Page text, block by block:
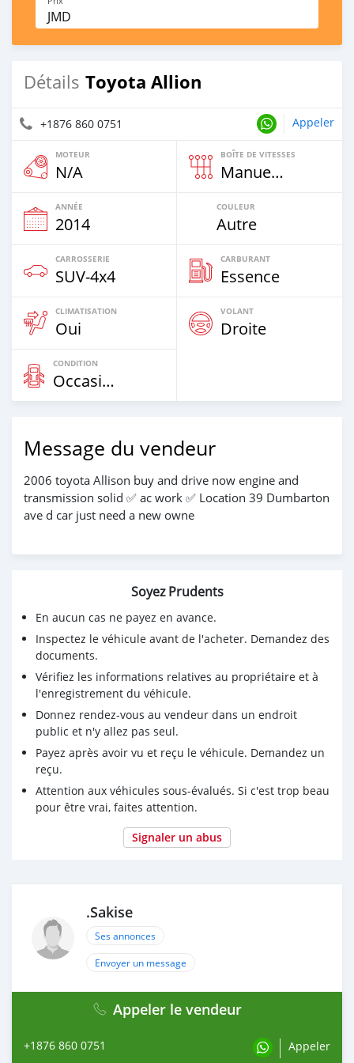
JMD
Détails Toyota Allion
+1876 860 0751 Appeler
MOTEUR
N/A
BOÎTE DE VITESSES
Manuelle
ANNÉE
2014
COULEUR
Autre
CARROSSERIE
SUV‒4x4
CARBURANT
Essence
CLIMATISATION
Oui
VOLANT
Droite
CONDITION
Occasion
Message du vendeur
2006 toyota Allison buy and drive now engine and
transmission solid ✅️ ac work ✅️ Location 39 Dumbarton
ave d car just need a new owne
Soyez Prudents
En aucun cas ne payez en avance.
Inspectez le véhicule avant de l'acheter. Demandez des
documents.
Vérifiez les informations relatives au propriétaire et à
l'enregistrement du véhicule.
Donnez rendez-vous au vendeur dans un endroit
public et n'y allez pas seul.
Payez après avoir vu et reçu le véhicule. Demandez un
reçu.
Attention aux véhicules sous-évalués. Si c'est trop beau
pour être vrai, faites attention.
Signaler un abus
.Sakise
Ses annonces
Envoyer un message
Appeler le vendeur
+1876 860 0751 Appeler